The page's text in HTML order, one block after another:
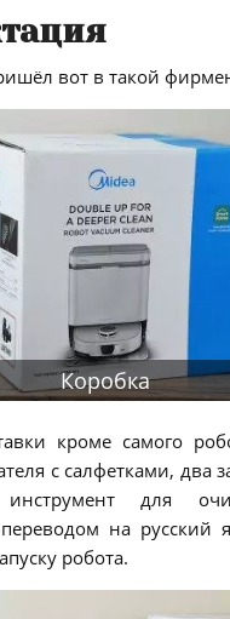
вот в такой
Коробка
кроме самого
с салфетками, два
для
на русский
робота.